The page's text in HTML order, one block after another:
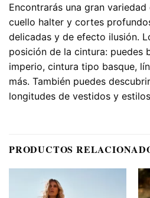
Encontrarás una gran
cuello halter y cortes
delicadas y de efecto ilusión.
posición de la cintura: puedes
imperio, cintura tipo basque,
más. También puedes
longitudes de vestidos y
PRODUCTOS